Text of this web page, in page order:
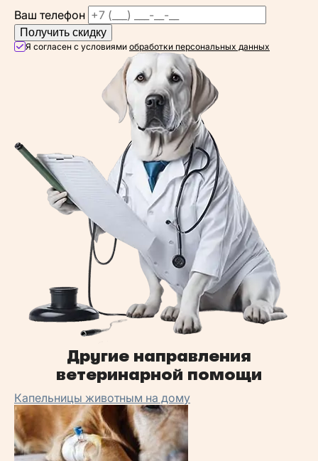
Ваш телефон
Получить скидку
Я согласен с условиями обработки персональных данных
Другие направления
ветеринарной помощи
Капельницы животным на дому